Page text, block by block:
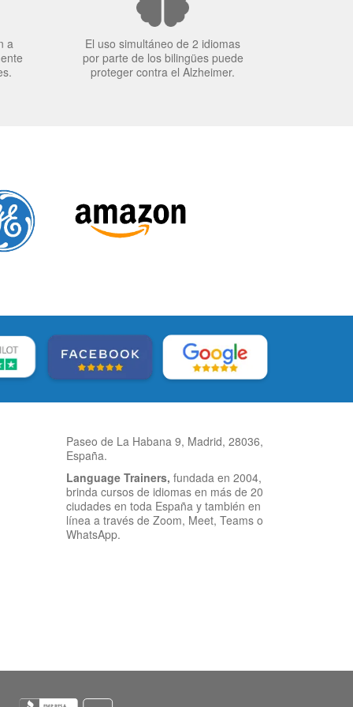
a
El uso simultáneo de 2 idiomas
por parte de los bilingües puede
proteger contra el Alzheimer.
Paseo de La Habana 9, Madrid, 28036,
España.
Language Trainers, fundada en 2004,
brinda cursos de idiomas en más de 20
ciudades en toda España y también en
línea a través de Zoom, Meet, Teams o
WhatsApp.